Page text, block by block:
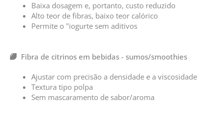
Baixa dosagem e, portanto, custo reduzido
Alto teor de fibras, baixo teor calórico
Permite o "iogurte sem aditivos
Fibra de citrinos em bebidas - sumos/smoothies
Ajustar com precisão a densidade e a viscosidade
Textura tipo polpa
Sem mascaramento de sabor/aroma